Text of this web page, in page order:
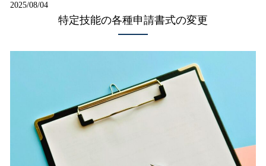
2025/08/04
特定技能の各種申請書式の変更